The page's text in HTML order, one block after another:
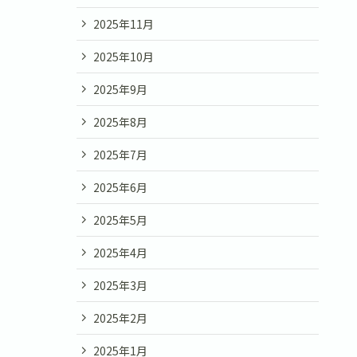
2025年11月
2025年10月
2025年9月
2025年8月
2025年7月
2025年6月
2025年5月
2025年4月
2025年3月
2025年2月
2025年1月